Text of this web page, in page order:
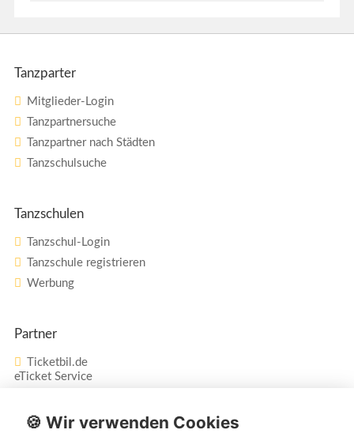
Tanzparter
Mitglieder-Login
Tanzpartnersuche
Tanzpartner nach Städten
Tanzschulsuche
Tanzschulen
Tanzschul-Login
Tanzschule registrieren
Werbung
Partner
Ticketbil.de
eTicket Service
Vertrag widerrufen
🍪 Wir verwenden Cookies